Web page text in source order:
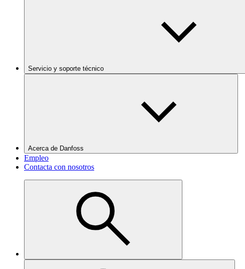
Servicio y soporte técnico
Acerca de Danfoss
Empleo
Contacta con nosotros